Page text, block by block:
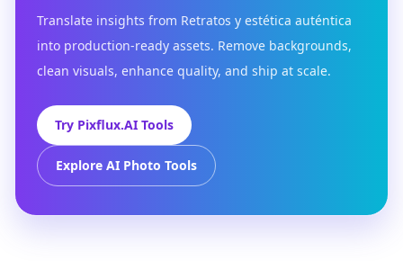
Translate insights from Retratos y estética auténtica
into production-ready assets. Remove backgrounds,
clean visuals, enhance quality, and ship at scale.
Try Pixflux.AI Tools
Explore AI Photo Tools